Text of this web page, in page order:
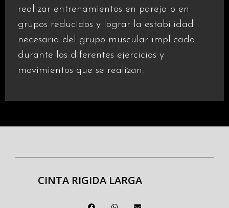
realizar entrenamientos en pareja o en
grupos reducidos y lograr la estabilidad
necesaria del grupo muscular implicado
durante los diferentes ejercicios y
movimientos que se realizan.
CINTA RIGIDA LARGA